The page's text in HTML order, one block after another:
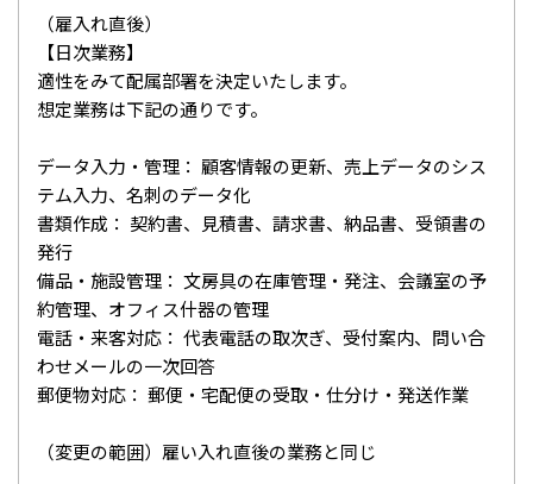
（雇入れ直後）
【日次業務】
適性をみて配属部署を決定いたします。
想定業務は下記の通りです。
データ入力・管理： 顧客情報の更新、売上データのシス
テム入力、名刺のデータ化
書類作成： 契約書、見積書、請求書、納品書、受領書の
発行
備品・施設管理： 文房具の在庫管理・発注、会議室の予
約管理、オフィス什器の管理
電話・来客対応： 代表電話の取次ぎ、受付案内、問い合
わせメールの一次回答
郵便物対応： 郵便・宅配便の受取・仕分け・発送作業
（変更の範囲）雇い入れ直後の業務と同じ